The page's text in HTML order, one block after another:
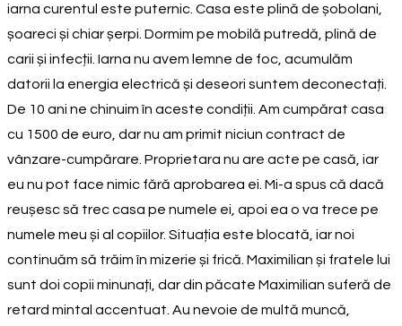
iarna curentul este puternic. Casa este plină de șobolani,
șoareci și chiar șerpi. Dormim pe mobilă putredă, plină de
carii și infecții. Iarna nu avem lemne de foc, acumulăm
datorii la energia electrică și deseori suntem deconectați.
De 10 ani ne chinuim în aceste condiții. Am cumpărat casa
cu 1500 de euro, dar nu am primit niciun contract de
vânzare-cumpărare. Proprietara nu are acte pe casă, iar
eu nu pot face nimic fără aprobarea ei. Mi-a spus că dacă
reușesc să trec casa pe numele ei, apoi ea o va trece pe
numele meu și al copiilor. Situația este blocată, iar noi
continuăm să trăim în mizerie și frică. Maximilian și fratele lui
sunt doi copii minunați, dar din păcate Maximilian suferă de
retard mintal accentuat. Au nevoie de multă muncă,